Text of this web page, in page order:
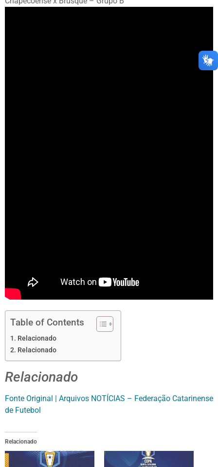
Table of Contents
Relacionado
Relacionado
Relacionado
Fonte Original | Arquivos NOTÍCIAS – Federação Catarinense
de Futebol
Relacionado